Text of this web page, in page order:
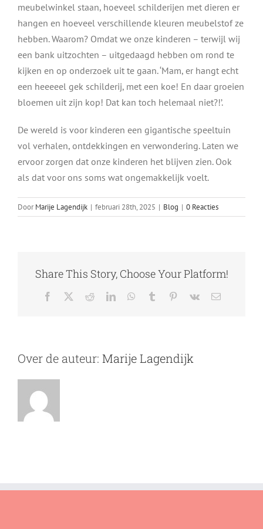
meubelwinkel staan, hoeveel schilderijen met dieren er
hangen en hoeveel verschillende kleuren meubelstof ze
hebben. Waarom? Omdat we onze kinderen – terwijl wij
een bank uitzochten – uitgedaagd hebben om rond te
kijken en op onderzoek uit te gaan. ‘Mam, er hangt echt
een heeeeel gek schilderij, met een koe! En daar groeien
bloemen uit zijn kop! Dat kan toch helemaal niet?!’.
De wereld is voor kinderen een gigantische speeltuin
vol verhalen, ontdekkingen en verwondering. Laten we
ervoor zorgen dat onze kinderen het blijven zien. Ook
als dat voor ons soms wat ongemakkelijk voelt.
DoorMarije Lagendijk | februari 28th, 2025 | Blog | 0 Reacties
Share This Story, Choose Your Platform!
Facebook RedditLinkedInWhatsApp
Tumblr Pinterest
Vk
E-
Over de auteur: Marije Lagendijk